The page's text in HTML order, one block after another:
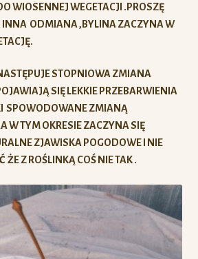
WIOSENNEJ WEGETACJI .PROSZĘ
INNA ODMIANA ,BYLINA ZACZYNA W
STOPNIOWA ZMIANA
SIĘ LEKKIE PRZEBARWIENIA
SPOWODOWANE ZMIANĄ
W TYM OKRESIE ZACZYNA SIĘ
ZJAWISKA POGODOWE I NIE
ŻE Z ROŚLINKĄ COŚ NIE TAK .